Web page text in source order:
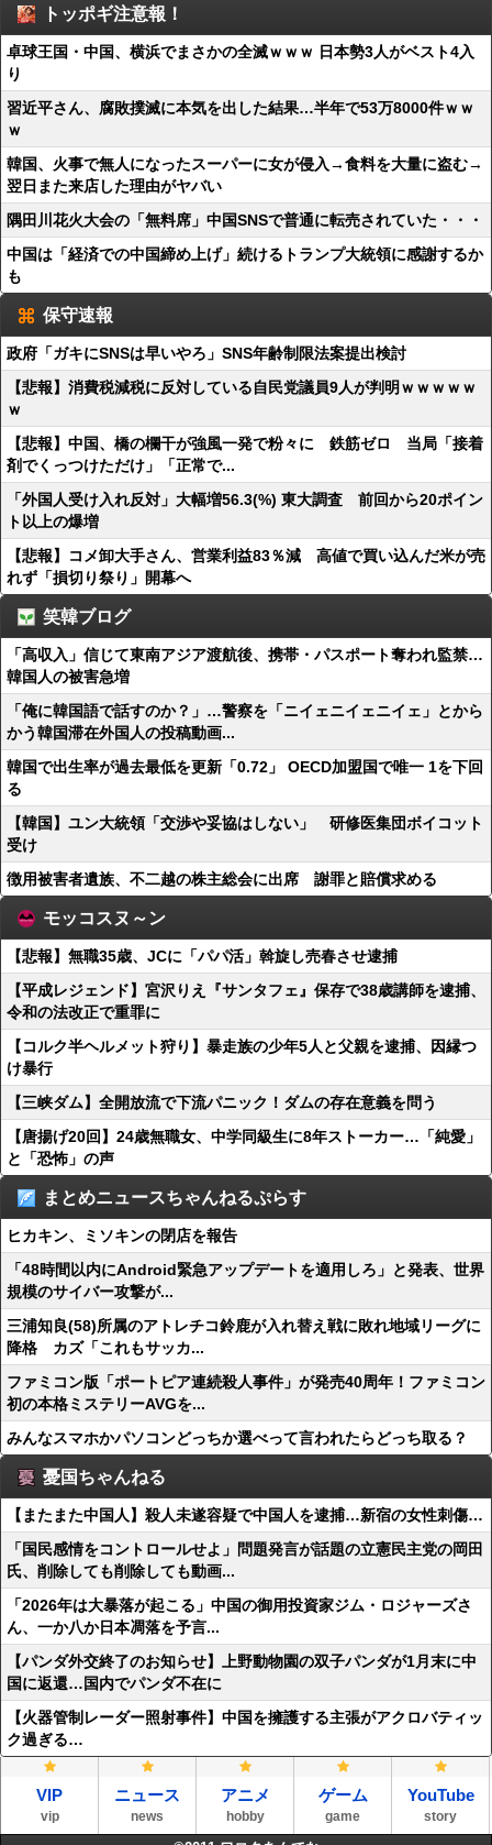
トッポギ注意報！
卓球王国・中国、横浜でまさかの全滅ｗｗｗ 日本勢3人がベスト4入
り
習近平さん、腐敗撲滅に本気を出した結果…半年で53万8000件ｗｗ
ｗ
韓国、火事で無人になったスーパーに女が侵入→食料を大量に盗む→
翌日また来店した理由がヤバい
隅田川花火大会の「無料席」中国SNSで普通に転売されていた・・・
中国は「経済での中国締め上げ」続けるトランプ大統領に感謝するか
も
保守速報
政府「ガキにSNSは早いやろ」SNS年齢制限法案提出検討
【悲報】消費税減税に反対している自民党議員9人が判明ｗｗｗｗｗ
ｗ
【悲報】中国、橋の欄干が強風一発で粉々に 鉄筋ゼロ 当局「接着
剤でくっつけただけ」「正常で...
「外国人受け入れ反対」大幅増56.3(%) 東大調査 前回から20ポイン
ト以上の爆増
【悲報】コメ卸大手さん、営業利益83％減 高値で買い込んだ米が売
れず「損切り祭り」開幕へ
笑韓ブログ
「高収入」信じて東南アジア渡航後、携帯・パスポート奪われ監禁…
韓国人の被害急増
「俺に韓国語で話すのか？」…警察を「ニイェニイェニイェ」とから
かう韓国滞在外国人の投稿動画...
韓国で出生率が過去最低を更新「0.72」 OECD加盟国で唯一 1を下回
る
【韓国】ユン大統領「交渉や妥協はしない」 研修医集団ボイコット
受け
徴用被害者遺族、不二越の株主総会に出席 謝罪と賠償求める
モッコスヌ～ン
【悲報】無職35歳、JCに「パパ活」斡旋し売春させ逮捕
【平成レジェンド】宮沢りえ『サンタフェ』保存で38歳講師を逮捕、
令和の法改正で重罪に
【コルク半ヘルメット狩り】暴走族の少年5人と父親を逮捕、因縁つ
け暴行
【三峡ダム】全開放流で下流パニック！ダムの存在意義を問う
【唐揚げ20回】24歳無職女、中学同級生に8年ストーカー…「純愛」
と「恐怖」の声
まとめニュースちゃんねるぷらす
ヒカキン、ミソキンの閉店を報告
「48時間以内にAndroid緊急アップデートを適用しろ」と発表、世界
規模のサイバー攻撃が...
三浦知良(58)所属のアトレチコ鈴鹿が入れ替え戦に敗れ地域リーグに
降格 カズ「これもサッカ...
ファミコン版「ポートピア連続殺人事件」が発売40周年！ファミコン
初の本格ミステリーAVGを...
みんなスマホかパソコンどっちか選べって言われたらどっち取る？
憂国ちゃんねる
【またまた中国人】殺人未遂容疑で中国人を逮捕…新宿の女性刺傷…
「国民感情をコントロールせよ」問題発言が話題の立憲民主党の岡田
氏、削除しても削除しても動画...
「2026年は大暴落が起こる」中国の御用投資家ジム・ロジャーズさ
ん、一か八か日本凋落を予言...
【パンダ外交終了のお知らせ】上野動物園の双子パンダが1月末に中
国に返還…国内でパンダ不在に
【火器管制レーダー照射事件】中国を擁護する主張がアクロバティッ
ク過ぎる…
VIP
vip
ニュース
news
アニメ
hobby
ゲーム
game
YouTube
story